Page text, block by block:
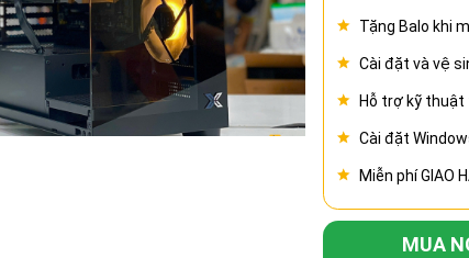
Tặng Balo khi
Cài đặt và vệ
Hỗ trợ kỹ thuật
Cài đặt
Miễn phí GIAO
MUA